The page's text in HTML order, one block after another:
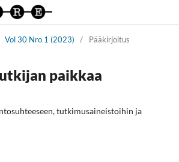
Vol 30 Nro 1 (2023) / Pääkirjoitus
paikkaa
tutkimusaineistoihin ja